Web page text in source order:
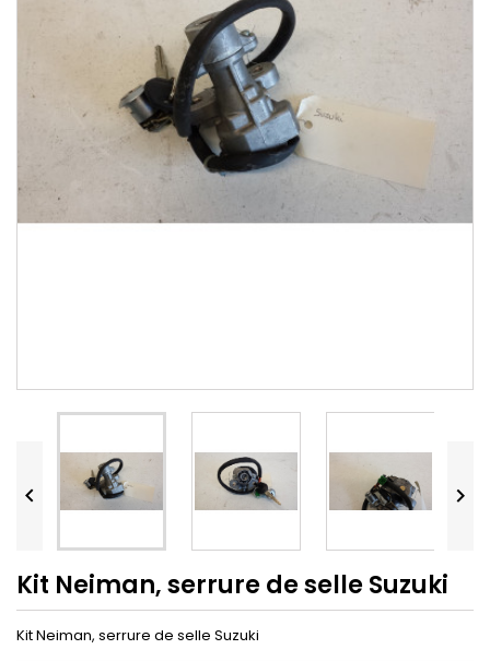
 
Kit Neiman, serrure de selle Suzuki
Kit Neiman, serrure de selle Suzuki